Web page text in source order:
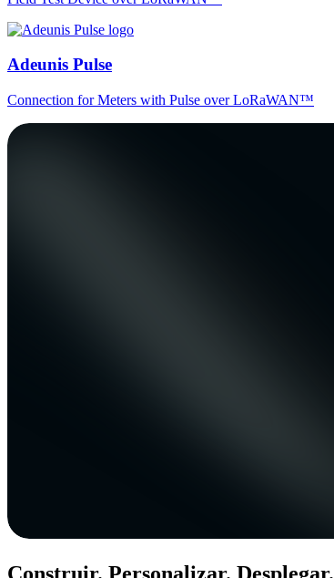
Adeunis Pulse
Connection for Meters with Pulse over LoRaWAN™